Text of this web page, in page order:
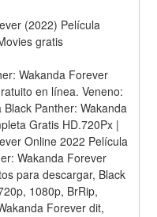
(2022) Película
gratis
Wakanda Forever
en línea. Veneno:
Panther: Wakanda
Gratis HD.720Px |
Online 2022 Película
Wakanda Forever
para descargar, Black
1080p, BrRip,
Forever dit,